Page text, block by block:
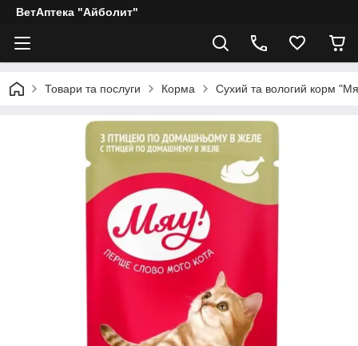
ВетАптека "Айболит"
Товари та послуги Корма Сухий та вологий корм